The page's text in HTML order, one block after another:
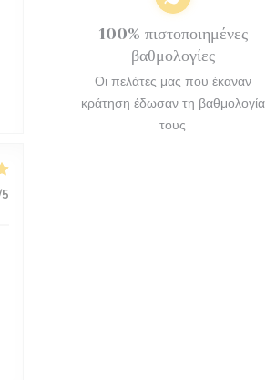
100% πιστοποιημένες
βαθμολογίες
Οι πελάτες μας που έκαναν
κράτηση έδωσαν τη βαθμολογία
τους